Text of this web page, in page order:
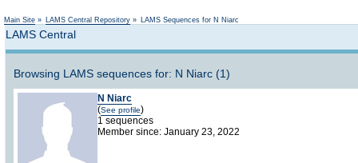
Main Site » LAMS Central Repository » LAMS Sequences for N Niarc
LAMS Central
Browsing LAMS sequences for: N Niarc (1)
N Niarc
(See profile)
1 sequences
Member since: January 23, 2022